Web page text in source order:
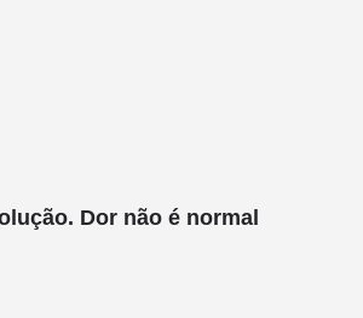
Dor não é normal